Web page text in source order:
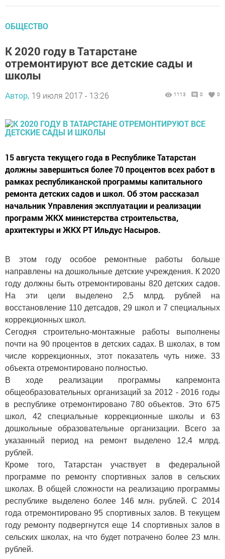
ОБЩЕСТВО
К 2020 году в Татарстане
отремонтируют все детские сады и
школы
Автор, 19 июля 2017 - 13:26 1113 0 0
15 августа текущего года в Республике Татарстан
должны завершиться более 70 процентов всех работ в
рамках республиканской программы капитального
ремонта детских садов и школ. Об этом рассказал
начальник Управления эксплуатации и реализации
программ ЖКХ министерства строительства,
архитектуры и ЖКХ РТ Ильдус Насыров.
В этом году особое ремонтные работы больше
направлены на дошкольные детские учреждения. К 2020
году должны быть отремонтированы 820 детских садов.
На эти цели выделено 2,5 млрд. рублей на
восстановление 110 детсадов, 29 школ и 7 специальных
коррекционных школ.
Сегодня строительно-монтажные работы выполнены
почти на 90 процентов в детских садах. В школах, в том
числе коррекционных, этот показатель чуть ниже. 33
объекта отремонтировано полностью.
В ходе реализации программы капремонта
общеобразовательных организаций за 2012 - 2016 годы
в республике отремонтировано 780 объектов. Это 675
школ, 42 специальные коррекционные школы и 63
дошкольные образовательные организации. Всего за
указанный период на ремонт выделено 12,4 млрд.
рублей.
Кроме того, Татарстан участвует в федеральной
программе по ремонту спортивных залов в сельских
школах. В общей сложности на реализацию программы
республике выделено более 146 млн. рублей. С 2014
года отремонтировано 95 спортивных залов. В текущем
году ремонту подвергнутся еще 14 спортивных залов в
сельских школах, на что будет потрачено более 23 млн.
рублей.